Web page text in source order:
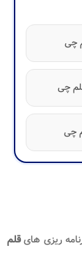
ریزی هایقلم